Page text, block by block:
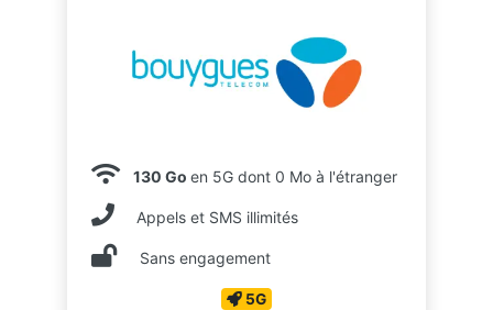
130 Go en 5G dont 0 Mo à l'étranger
Appels et SMS illimités
Sans engagement
5G